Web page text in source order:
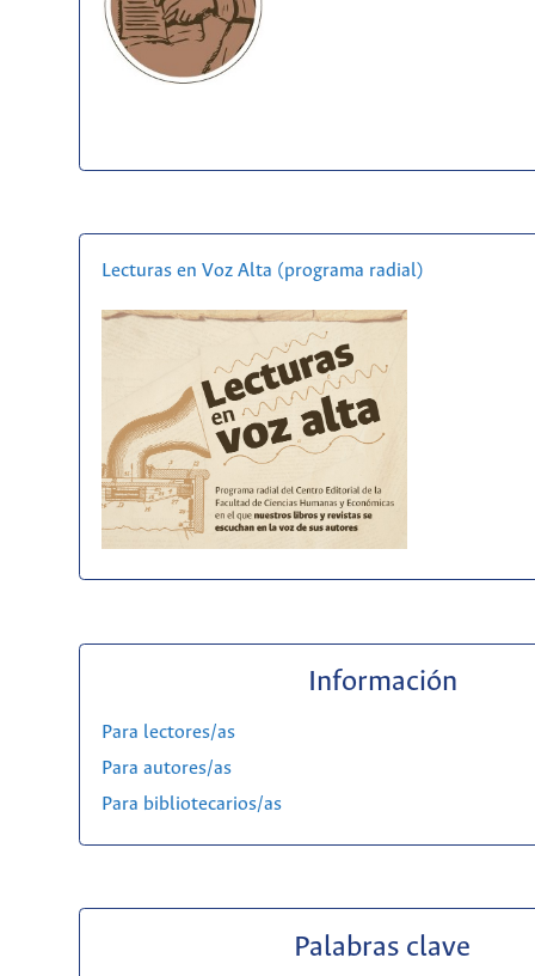
Lecturas en Voz Alta (programa radial)
Información
Para lectores/as
Para autores/as
Para bibliotecarios/as
Palabras clave